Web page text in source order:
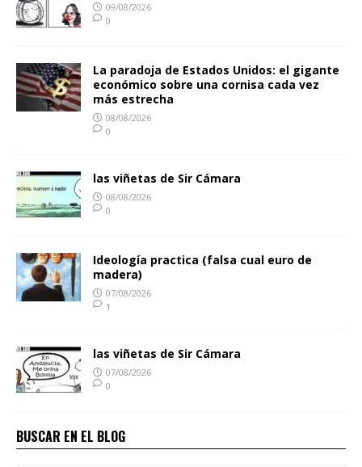
09/08/2026
0
La paradoja de Estados Unidos: el gigante
económico sobre una cornisa cada vez
más estrecha
08/08/2026
0
las viñetas de Sir Cámara
08/08/2026
0
Ideología practica (falsa cual euro de
madera)
07/08/2026
1
las viñetas de Sir Cámara
07/08/2026
0
BUSCAR EN EL BLOG